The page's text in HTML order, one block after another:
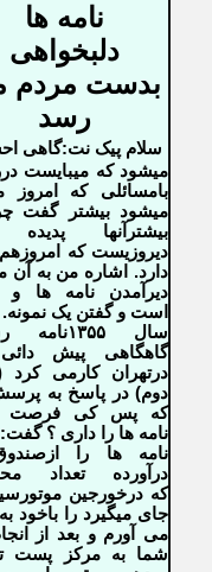
نامه ها
دلبخواهی
بدست مردم
رسد
سلام پیک نت:گاهی
میشود که میبایست
بامسائلی که
امروز
میشود بیشتر گفت
بیشترآنها
دیروزیست که
دارد. اشاره من به
دیرآمدن نامه ها
است و گفتن یک نمونه.
سال ۱۳۵۵نامه
گاهگاهی پیش
درتهران
کارمی کرد
دوم) در پاسخ به
که پس کی فرصت
نامه ها را داری ؟ گفت:
نامه ها را
درآورده تعداد
که درخورجین
جای میگیرد را باخود به
می آورم و بعد
از
شما به مرکز پست